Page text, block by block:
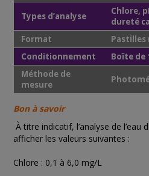
Types d’analyse
Chlore,
dureté
Format
Pastilles
Conditionnement
Boîte de
Méthode de
mesure
Bon à savoir
À titre indicatif, l’analyse de l’eau
afficher les valeurs suivantes :
Chlore : 0,1 à 6,0 mg/L